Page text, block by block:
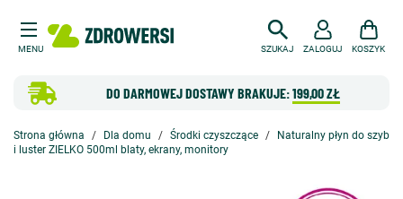
MENU SZUKAJ
DO DARMOWEJ DOSTAWY BRAKUJE:199,00 ZŁ
ZALOGUJ KOSZYK
Strona główna Dla domu Środki czyszczące
Naturalny płyn do szyb
i luster ZIELKO 500ml blaty, ekrany, monitory